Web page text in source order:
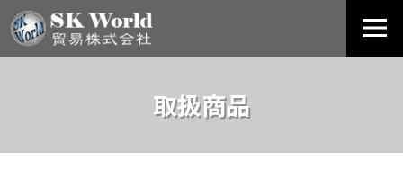
取扱商品